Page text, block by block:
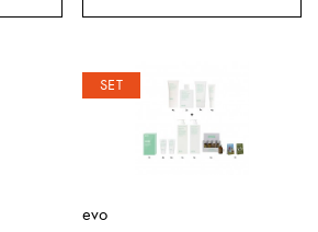
SET
evo